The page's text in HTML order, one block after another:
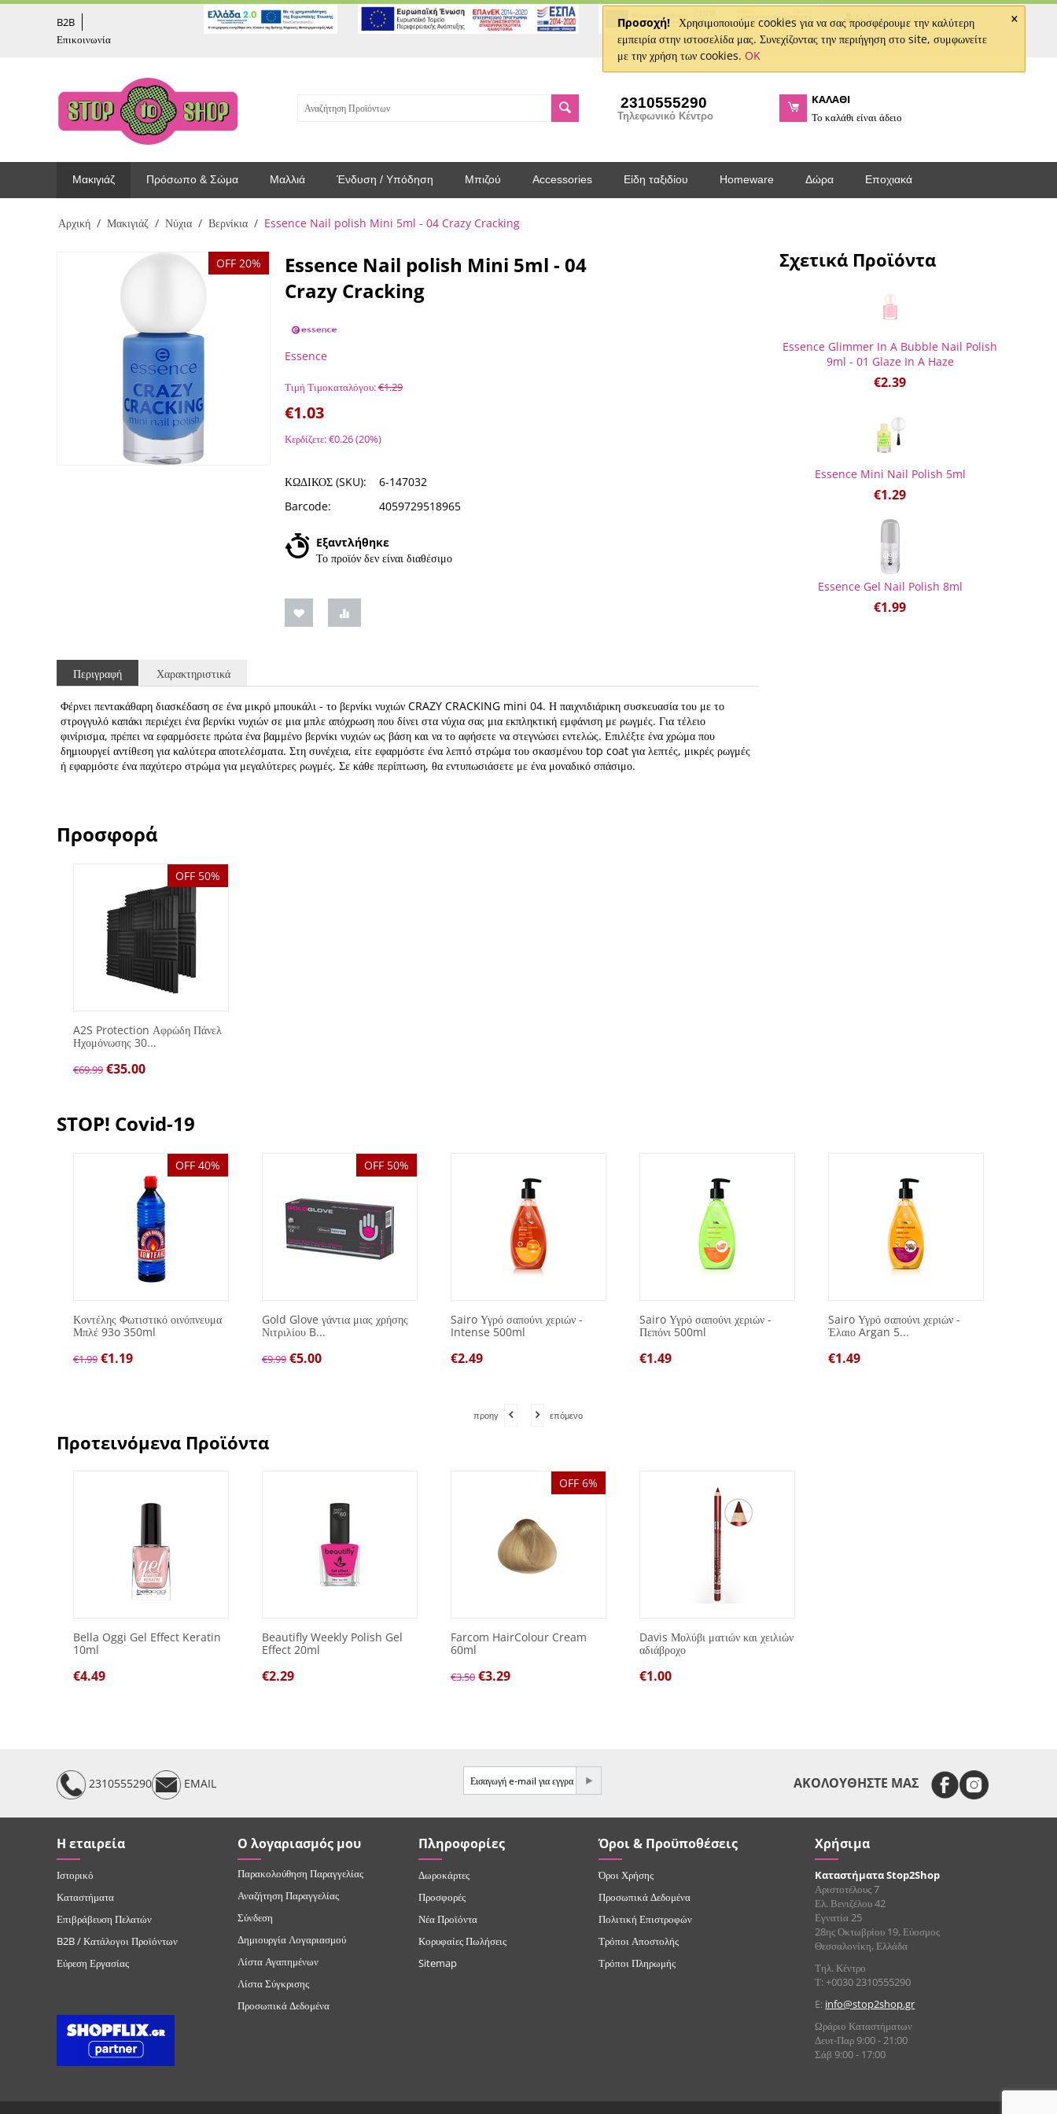
×
Προσοχή! Χρησιμοποιούμε cookies για να σας προσφέρουμε την καλύτερη
εμπειρία στην ιστοσελίδα μας. Συνεχίζοντας την περιήγηση στο site, συμφωνείτε
με την χρήση των cookies. OK
B2B
Επικοινωνία
Ο Λογαριασμός μου
Ελληνικά
2310555290
Τηλεφωνικό Κέντρο
ΚΑΛΑΘΙ
Το καλάθι είναι άδειο
Μακιγιάζ Πρόσωπο & Σώμα Μαλλιά Ένδυση / Υπόδηση Μπιζού Accessories Είδη ταξιδίου Homeware Δώρα Εποχιακά
Αρχική / Μακιγιάζ / Νύχια / Βερνίκια / Essence Nail polish Mini 5ml - 04 Crazy Cracking
OFF 20%
Essence Nail polish Mini 5ml - 04
Crazy Cracking
Essence
Τιμή Τιμοκαταλόγου:€1.29
€1.03
Κερδίζετε:€0.26(20%)
ΚΩΔΙΚΟΣ (SKU):
6-147032
Barcode:
4059729518965
Εξαντλήθηκε
Το προϊόν δεν είναι διαθέσιμο
Περιγραφή Χαρακτηριστικά
Φέρνει πεντακάθαρη διασκέδαση σε ένα μικρό μπουκάλι - το βερνίκι νυχιών CRAZY CRACKING mini 04. Η παιχνιδιάρικη συσκευασία του με το
στρογγυλό καπάκι περιέχει ένα βερνίκι νυχιών σε μια μπλε απόχρωση που δίνει στα νύχια σας μια εκπληκτική εμφάνιση με ρωγμές. Για τέλειο
φινίρισμα, πρέπει να εφαρμόσετε πρώτα ένα βαμμένο βερνίκι νυχιών ως βάση και να το αφήσετε να στεγνώσει εντελώς. Επιλέξτε ένα χρώμα που
δημιουργεί αντίθεση για καλύτερα αποτελέσματα. Στη συνέχεια, είτε εφαρμόστε ένα λεπτό στρώμα του σκασμένου top coat για λεπτές, μικρές ρωγμές
ή εφαρμόστε ένα παχύτερο στρώμα για μεγαλύτερες ρωγμές. Σε κάθε περίπτωση, θα εντυπωσιάσετε με ένα μοναδικό σπάσιμο.
Σχετικά Προϊόντα
Essence Glimmer In A Bubble Nail Polish
9ml - 01 Glaze In A Haze
€2.39
Essence Mini Nail Polish 5ml
€1.29
Essence Gel Nail Polish 8ml
€1.99
Προσφορά
OFF 50%
A2S Protection Αφρώδη Πάνελ
Ηχομόνωσης 30...
€69.99 €35.00
STOP! Covid-19
OFF 40%
Κοντέλης Φωτιστικό οινόπνευμα
Μπλέ 93o 350ml
€1.99 €1.19
OFF 50%
Gold Glove γάντια μιας χρήσης
Νιτριλίου B...
€9.99 €5.00
Sairo Υγρό σαπούνι χεριών -
Intense 500ml
€2.49
Sairo Υγρό σαπούνι χεριών -
Πεπόνι 500ml
€1.49
Sairo Υγρό σαπούνι χεριών -
Έλαιο Argan 5...
€1.49
προηγ επόμενο
Προτεινόμενα Προϊόντα
Bella Oggi Gel Effect Keratin
10ml
€4.49
Beautifly Weekly Polish Gel
Effect 20ml
€2.29
OFF 6%
Farcom HairColour Cream
60ml
€3.50 €3.29
Davis Μολύβι ματιών και χειλιών
αδιάβροχο
€1.00
2310555290 EMAIL ΑΚΟΛΟΥΘΗΣΤΕ ΜΑΣ
Η εταιρεία
Ιστορικό
Καταστήματα
Επιβράβευση Πελατών
B2B / Κατάλογοι Προϊόντων
Εύρεση Εργασίας
Ο λογαριασμός μου
Παρακολούθηση Παραγγελίας
Αναζήτηση Παραγγελίας
Σύνδεση
Δημιουργία Λογαριασμού
Λίστα Αγαπημένων
Λίστα Σύγκρισης
Προσωπικά Δεδομένα
Πληροφορίες
Δωροκάρτες
Προσφορές
Νέα Προϊόντα
Κορυφαίες Πωλήσεις
Sitemap
Όροι & Προϋποθέσεις
Όροι Χρήσης
Προσωπικά Δεδομένα
Πολιτική Επιστροφών
Τρόποι Αποστολής
Τρόποι Πληρωμής
Χρήσιμα
Καταστήματα Stop2Shop
Αριστοτέλους 7
Ελ. Βενιζέλου 42
Εγνατία 25
28ης Οκτωβρίου 19, Εύοσμος
Θεσσαλονίκη, Ελλάδα
Τηλ. Κέντρο
Τ: +0030 2310555290
E: info@stop2shop.gr
Ωράριο Καταστήματων
Δευτ-Παρ 9:00 - 21:00
Σάβ 9:00 - 17:00